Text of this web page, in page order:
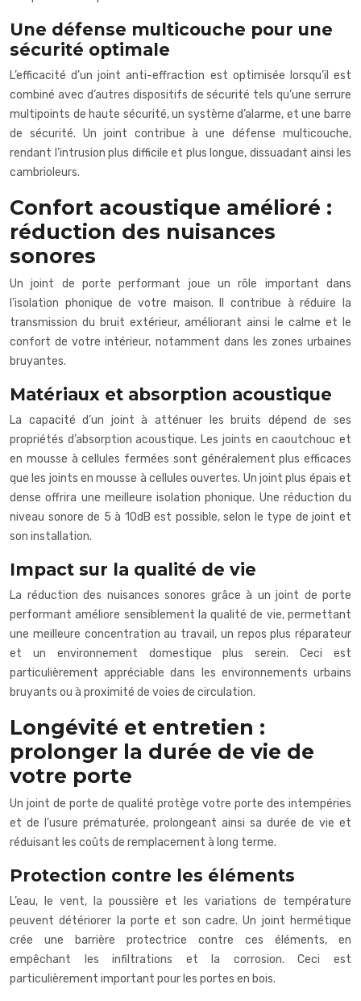
Une défense multicouche pour une
sécurité optimale
L’efficacité d’un joint anti-effraction est optimisée lorsqu’il est
combiné avec d’autres dispositifs de sécurité tels qu’une serrure
multipoints de haute sécurité, un système d’alarme, et une barre
de sécurité. Un joint contribue à une défense multicouche,
rendant l’intrusion plus difficile et plus longue, dissuadant ainsi les
cambrioleurs.
Confort acoustique amélioré :
réduction des nuisances
sonores
Un joint de porte performant joue un rôle important dans
l’isolation phonique de votre maison. Il contribue à réduire la
transmission du bruit extérieur, améliorant ainsi le calme et le
confort de votre intérieur, notamment dans les zones urbaines
bruyantes.
Matériaux et absorption acoustique
La capacité d’un joint à atténuer les bruits dépend de ses
propriétés d’absorption acoustique. Les joints en caoutchouc et
en mousse à cellules fermées sont généralement plus efficaces
que les joints en mousse à cellules ouvertes. Un joint plus épais et
dense offrira une meilleure isolation phonique. Une réduction du
niveau sonore de 5 à 10dB est possible, selon le type de joint et
son installation.
Impact sur la qualité de vie
La réduction des nuisances sonores grâce à un joint de porte
performant améliore sensiblement la qualité de vie, permettant
une meilleure concentration au travail, un repos plus réparateur
et un environnement domestique plus serein. Ceci est
particulièrement appréciable dans les environnements urbains
bruyants ou à proximité de voies de circulation.
Longévité et entretien :
prolonger la durée de vie de
votre porte
Un joint de porte de qualité protège votre porte des intempéries
et de l’usure prématurée, prolongeant ainsi sa durée de vie et
réduisant les coûts de remplacement à long terme.
Protection contre les éléments
L’eau, le vent, la poussière et les variations de température
peuvent détériorer la porte et son cadre. Un joint hermétique
crée une barrière protectrice contre ces éléments, en
empêchant les infiltrations et la corrosion. Ceci est
particulièrement important pour les portes en bois.